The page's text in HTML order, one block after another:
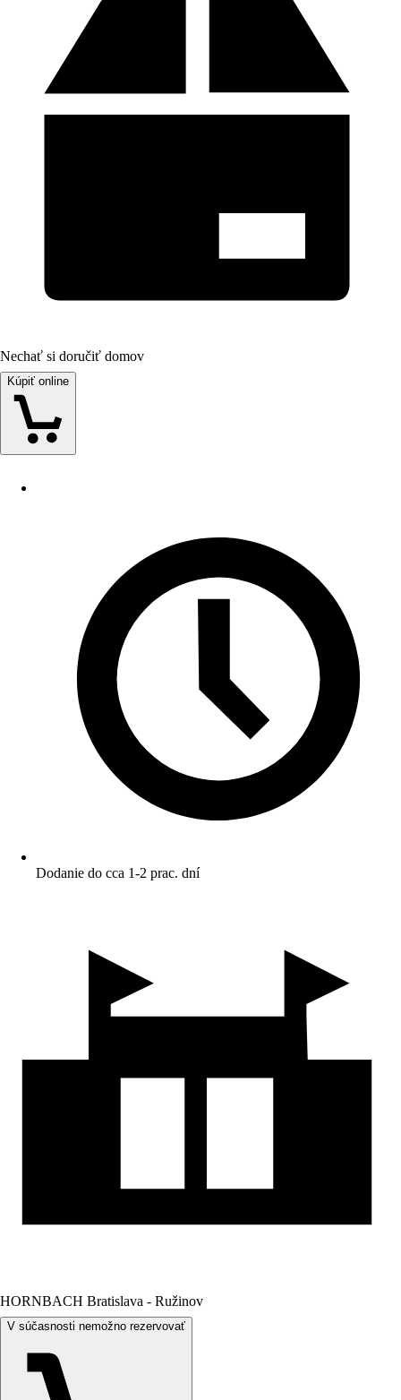
Nechať si doručiť domov
Kúpiť online
Dodanie do cca 1-2 prac. dní
HORNBACH Bratislava - Ružinov
V súčasnosti nemožno rezervovať